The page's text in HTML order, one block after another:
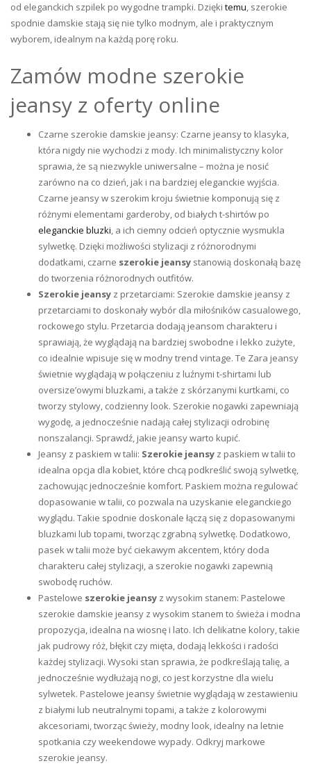
od eleganckich szpilek po wygodne trampki. Dzięki temu, szerokie
spodnie damskie stają się nie tylko modnym, ale i praktycznym
wyborem, idealnym na każdą porę roku.
Zamów modne szerokie
jeansy z oferty online
Czarne szerokie damskie jeansy: Czarne jeansy to klasyka,
która nigdy nie wychodzi z mody. Ich minimalistyczny kolor
sprawia, że są niezwykle uniwersalne – można je nosić
zarówno na co dzień, jak i na bardziej eleganckie wyjścia.
Czarne jeansy w szerokim kroju świetnie komponują się z
różnymi elementami garderoby, od białych t-shirtów po
eleganckie bluzki, a ich ciemny odcień optycznie wysmukla
sylwetkę. Dzięki możliwości stylizacji z różnorodnymi
dodatkami, czarne szerokie jeansy stanowią doskonałą bazę
do tworzenia różnorodnych outfitów.
Szerokie jeansy z przetarciami: Szerokie damskie jeansy z
przetarciami to doskonały wybór dla miłośników casualowego,
rockowego stylu. Przetarcia dodają jeansom charakteru i
sprawiają, że wyglądają na bardziej swobodne i lekko zużyte,
co idealnie wpisuje się w modny trend vintage. Te Zara jeansy
świetnie wyglądają w połączeniu z luźnymi t-shirtami lub
oversize’owymi bluzkami, a także z skórzanymi kurtkami, co
tworzy stylowy, codzienny look. Szerokie nogawki zapewniają
wygodę, a jednocześnie nadają całej stylizacji odrobinę
nonszalancji. Sprawdź, jakie jeansy warto kupić.
Jeansy z paskiem w talii: Szerokie jeansy z paskiem w talii to
idealna opcja dla kobiet, które chcą podkreślić swoją sylwetkę,
zachowując jednocześnie komfort. Paskiem można regulować
dopasowanie w talii, co pozwala na uzyskanie eleganckiego
wyglądu. Takie spodnie doskonale łączą się z dopasowanymi
bluzkami lub topami, tworząc zgrabną sylwetkę. Dodatkowo,
pasek w talii może być ciekawym akcentem, który doda
charakteru całej stylizacji, a szerokie nogawki zapewnią
swobodę ruchów.
Pastelowe szerokie jeansy z wysokim stanem: Pastelowe
szerokie damskie jeansy z wysokim stanem to świeża i modna
propozycja, idealna na wiosnę i lato. Ich delikatne kolory, takie
jak pudrowy róż, błękit czy mięta, dodają lekkości i radości
każdej stylizacji. Wysoki stan sprawia, że podkreślają talię, a
jednocześnie wydłużają nogi, co jest korzystne dla wielu
sylwetek. Pastelowe jeansy świetnie wyglądają w zestawieniu
z białymi lub neutralnymi topami, a także z kolorowymi
akcesoriami, tworząc świeży, modny look, idealny na letnie
spotkania czy weekendowe wypady. Odkryj markowe
szerokie jeansy.